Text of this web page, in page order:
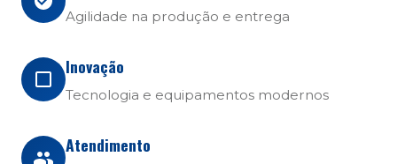
Agilidade na produção e entrega
Inovação
Tecnologia e equipamentos modernos
Atendimento